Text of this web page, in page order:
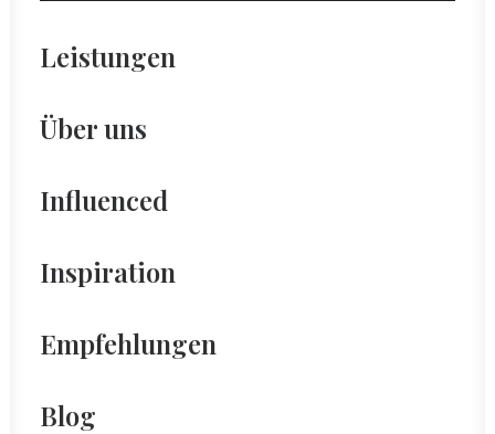
Leistungen
Über uns
Influenced
Inspiration
Empfehlungen
Blog